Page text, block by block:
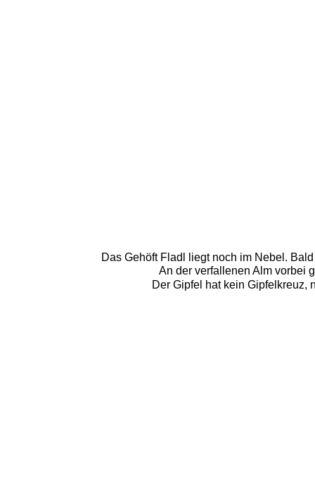
Das Gehöft Fladl liegt noch im Nebel.
An der verfallenen Alm vorbei
Der Gipfel hat kein Gipfelkreuz,